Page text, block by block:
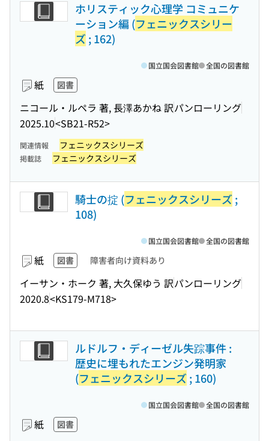
ホリスティック心理学 コミュニケ
ーション編 (フェニックスシリー
ズ ; 162)
紙 図書
ニコール・ルペラ 著, 長澤あかね 訳パンローリング
2025.10<SB21-R52>
国立国会図書館 全国の図書館
関連情報 フェニックスシリーズ
掲載誌 フェニックスシリーズ
騎士の掟 (フェニックスシリーズ ;
108)
紙 図書 障害者向け資料あり
イーサン・ホーク 著, 大久保ゆう 訳パンローリング
2020.8<KS179-M718>
国立国会図書館 全国の図書館
ルドルフ・ディーゼル失踪事件 :
歴史に埋もれたエンジン発明家
(フェニックスシリーズ ; 160)
紙 図書
国立国会図書館 全国の図書館